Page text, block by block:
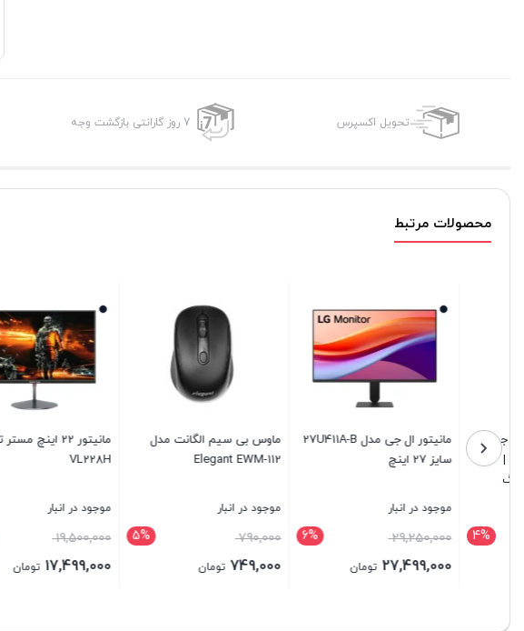
تحویل اکسپرس 7 روز گارانتی بازگشت وجه
محصولات مرتبط
مانیتور ال جی مدل 27U411A-B
سایز 27 اینچ
موجود در انبار
29,250,000
27,499,000 تومان
ماوس بی سیم الگانت مدل
Elegant EWM-112
موجود در انبار
790,000
قیمت
اصلی:
تومان
مانیتور 22 اینچ مستر تک مدل
موجود در انبار
19,500,000
17,499,000 تومان